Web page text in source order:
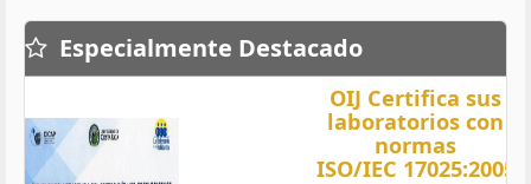
Especialmente Destacado
OIJ Certifica sus
laboratorios con
normas
ISO/IEC 17025:2005